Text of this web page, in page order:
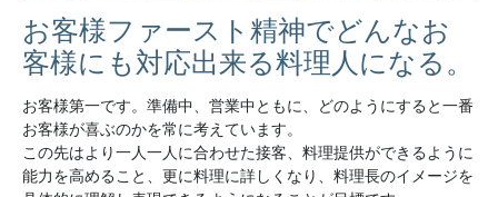
お客様ファースト精神でどんなお
客様にも対応出来る料理人になる。
お客様第一です。準備中、営業中ともに、どのようにすると一番
お客様が喜ぶのかを常に考えています。
この先はより一人一人に合わせた接客、料理提供ができるように
能力を高めること、更に料理に詳しくなり、料理長のイメージを